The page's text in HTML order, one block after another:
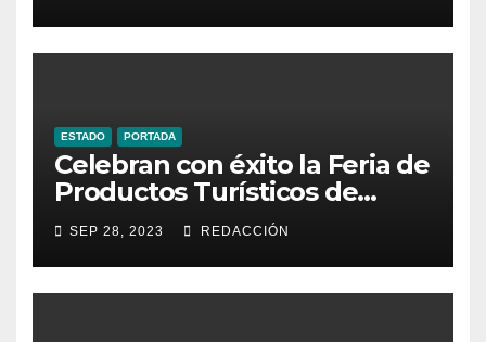
ESTADO PORTADA
Celebran con éxito la Feria de
Productos Turísticos de
Guanajuato
SEP 28, 2023 REDACCIÓN